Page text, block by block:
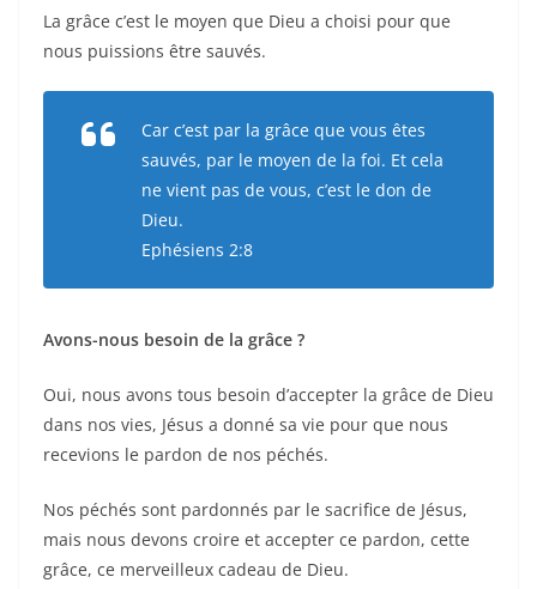
La grâce c’est le moyen que Dieu a choisi pour que
nous puissions être sauvés.
Car c’est par la grâce que vous êtes
sauvés, par le moyen de la foi. Et cela
ne vient pas de vous, c’est le don de
Dieu.
Ephésiens 2:8
Avons-nous besoin de la grâce ?
Oui, nous avons tous besoin d’accepter la grâce de Dieu
dans nos vies, Jésus a donné sa vie pour que nous
recevions le pardon de nos péchés.
Nos péchés sont pardonnés par le sacrifice de Jésus,
mais nous devons croire et accepter ce pardon, cette
grâce, ce merveilleux cadeau de Dieu.